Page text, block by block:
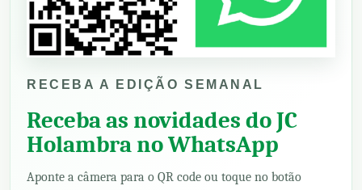
RECEBA A EDIÇÃO SEMANAL
Receba as novidades do JC
Holambra no WhatsApp
Aponte a câmera para o QR code ou toque no botão